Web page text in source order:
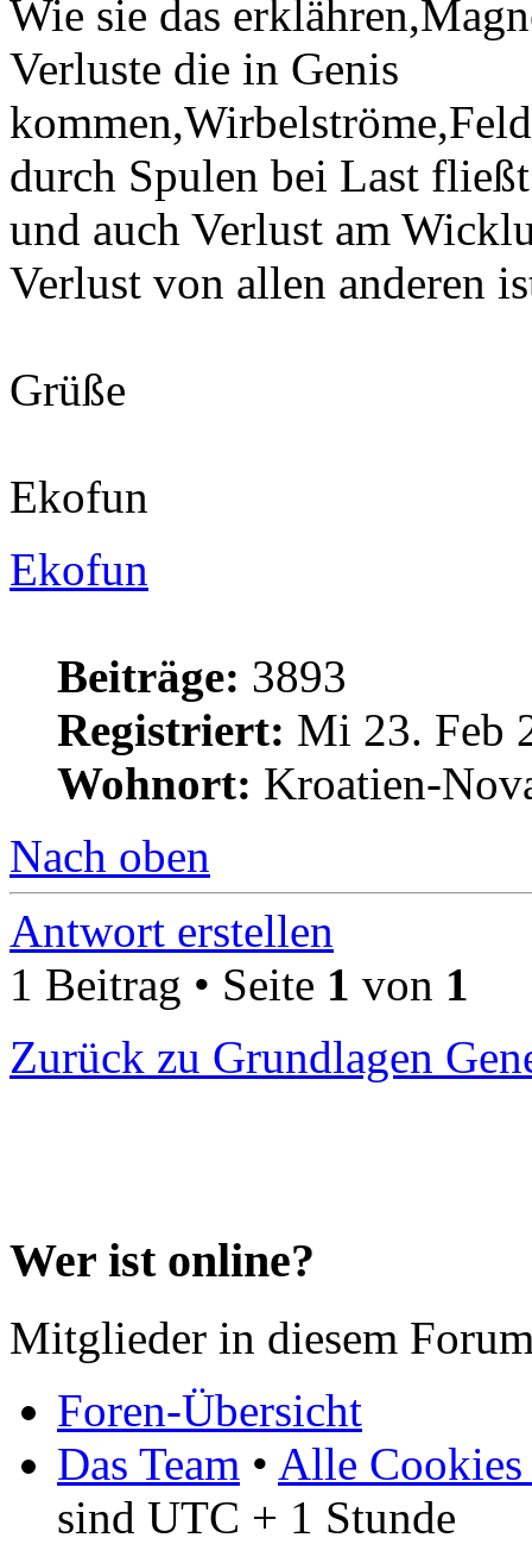
Wie sie das
Verluste die in Genis
durch Spulen bei Last fließt
und auch Verlust am
Verlust von allen anderen
Grüße
Ekofun
Ekofun
Beiträge: 3893
Registriert: Mi 23. Feb
Wohnort: Kroatien-
Nach oben
Antwort erstellen
1 Beitrag • Seite 1 von 1
Zurück zu Grundlagen
Wer ist online?
Mitglieder in diesem
Foren-Übersicht
Das Team • Alle Cookies
sind UTC + 1 Stunde